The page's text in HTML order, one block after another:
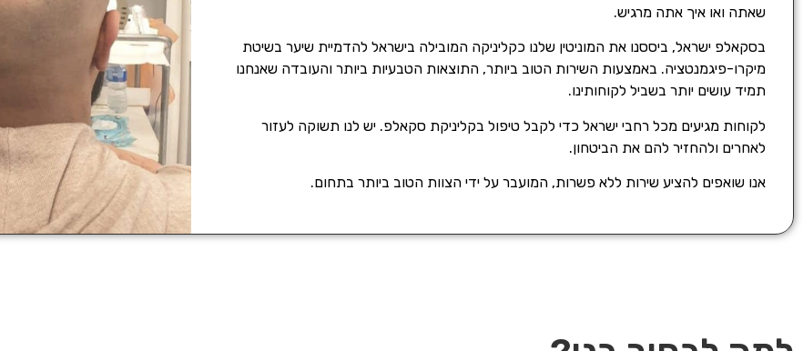
שאתה ואו איך אתה מרגיש.
בסקאלפ ישראל, ביססנו את המוניטין שלנו כקליניקה המובילה בישראל להדמיית שיער בשיטת
מיקרו-פיגמנטציה. באמצעות השירות הטוב ביותר, התוצאות הטבעיות ביותר והעובדה שאנחנו
תמיד עושים יותר בשביל לקוחותינו.
לקוחות מגיעים מכל רחבי ישראל כדי לקבל טיפול בקליניקת סקאלפ. יש לנו תשוקה לעזור
לאחרים ולהחזיר להם את הביטחון.
אנו שואפים להציע שירות ללא פשרות, המועבר על ידי הצוות הטוב ביותר בתחום.